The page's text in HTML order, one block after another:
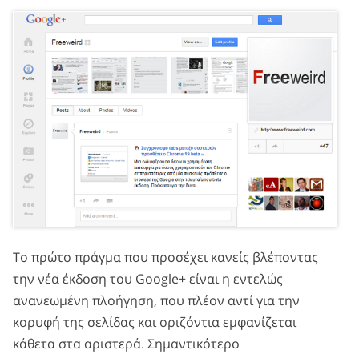
Το πρώτο πράγμα που προσέχει κανείς βλέποντας
την νέα έκδοση του Google+ είναι η εντελώς
ανανεωμένη πλοήγηση, που πλέον αντί για την
κορυφή της σελίδας και οριζόντια εμφανίζεται
κάθετα στα αριστερά. Σημαντικότερο